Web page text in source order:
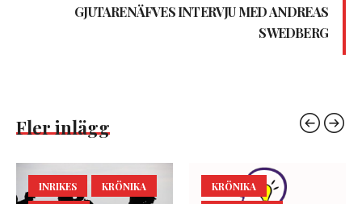
GJUTARENÄFVES INTERVJU MED ANDREAS
SWEDBERG
Fler inlägg
INRIKES
KRÖNIKA
KRÖNIKA